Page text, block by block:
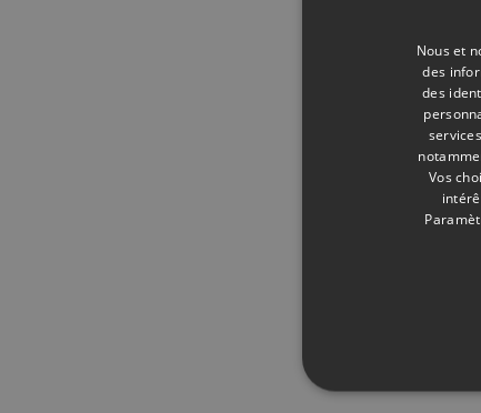
Nous et
des
des
Vos